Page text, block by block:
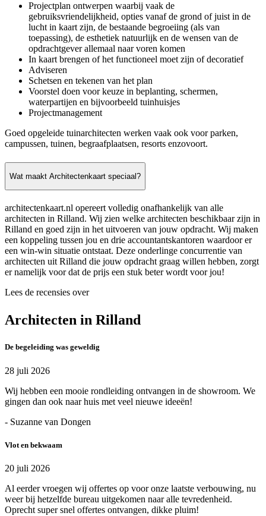
Projectplan ontwerpen waarbij vaak de
gebruiksvriendelijkheid, opties vanaf de grond of juist in de
lucht in kaart zijn, de bestaande begroeiing (als van
toepassing), de esthetiek natuurlijk en de wensen van de
opdrachtgever allemaal naar voren komen
In kaart brengen of het functioneel moet zijn of decoratief
Adviseren
Schetsen en tekenen van het plan
Voorstel doen voor keuze in beplanting, schermen,
waterpartijen en bijvoorbeeld tuinhuisjes
Projectmanagement
Goed opgeleide tuinarchitecten werken vaak ook voor parken,
campussen, tuinen, begraafplaatsen, resorts enzovoort.
Wat maakt Architectenkaart speciaal?
architectenkaart.nl opereert volledig onafhankelijk van alle
architecten in Rilland. Wij zien welke architecten beschikbaar zijn in
Rilland en goed zijn in het uitvoeren van jouw opdracht. Wij maken
een koppeling tussen jou en drie accountantskantoren waardoor er
een win-win situatie ontstaat. Deze onderlinge concurrentie van
architecten uit Rilland die jouw opdracht graag willen hebben, zorgt
er namelijk voor dat de prijs een stuk beter wordt voor jou!
Lees de recensies over
Architecten in Rilland
De begeleiding was geweldig
28 juli 2026
Wij hebben een mooie rondleiding ontvangen in de showroom. We
gingen dan ook naar huis met veel nieuwe ideeën!
- Suzanne van Dongen
Vlot en bekwaam
20 juli 2026
Al eerder vroegen wij offertes op voor onze laatste verbouwing, nu
weer bij hetzelfde bureau uitgekomen naar alle tevredenheid.
Oprecht super snel offertes ontvangen, dikke pluim!